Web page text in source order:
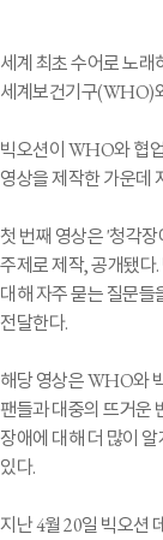
세계 최초 수어로 노래
세계보건기구(WHO)
빅오션이 WHO와 협
영상을 제작한 가운데
첫 번째 영상은 '청각
주제로 제작, 공개됐다
대해 자주 묻는 질문
전달한다.
해당 영상은 WHO와
팬들과 대중의 뜨거운
장애에 대해 더 많이
있다.
지난 4월 20일 빅오션